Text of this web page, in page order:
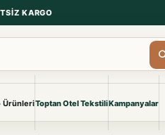
KARGO
ÜrünleriToptan Otel TekstiliKampanyalar